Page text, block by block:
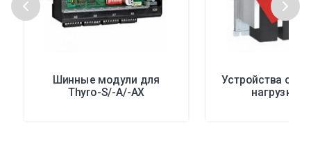
Шинные модули для
Thyro-S/-A/-AX
Устройства
нагрузки